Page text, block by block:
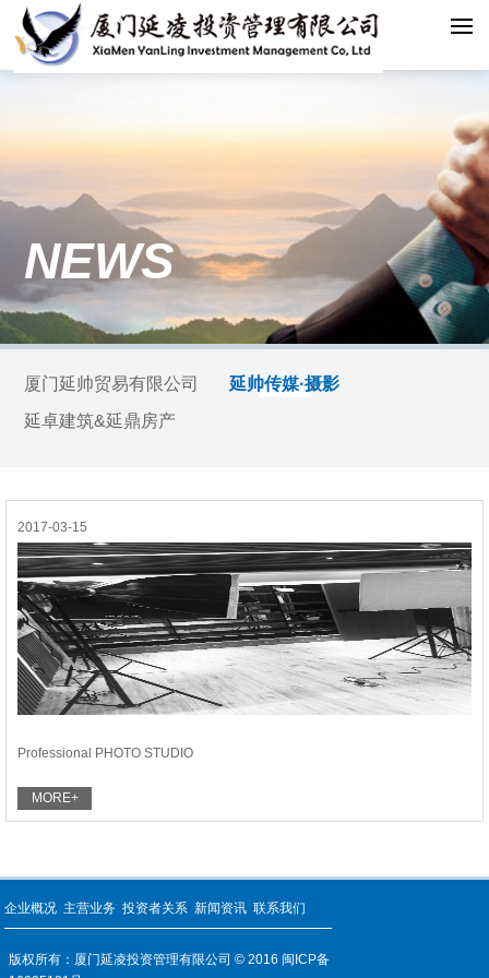
NEWS
厦门延帅贸易有限公司
延帅传媒·摄影
延卓建筑&延鼎房产
2017-03-15
Professional PHOTO STUDIO
MORE+
企业概况 主营业务 投资者关系 新闻资讯 联系我们
版权所有：厦门延凌投资管理有限公司 © 2016 闽ICP备